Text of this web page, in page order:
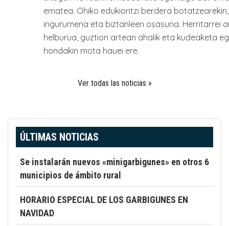
ematea. Ohiko edukiontzi berdera
ingurumena eta biztanleen osasuna. Herritarrei
helburua, guztion artean ahalik eta kudeaketa
hondakin mota hauei ere.
Ver todas las noticias »
ÚLTIMAS NOTICIAS
Se instalarán nuevos «minigarbigunes» en otros 6
municipios de ámbito rural
HORARIO ESPECIAL DE LOS GARBIGUNES EN
NAVIDAD